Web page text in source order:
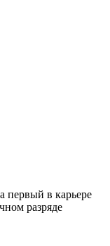
первый в карьере
разряде